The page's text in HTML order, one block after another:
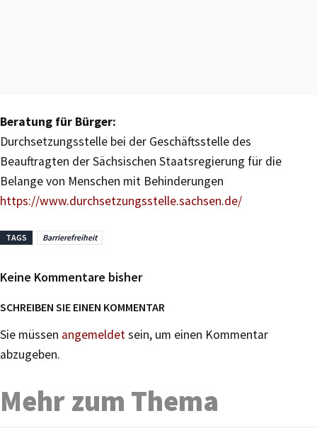
Beratung für Bürger:
Durchsetzungsstelle bei der Geschäftsstelle des
Beauftragten der Sächsischen Staatsregierung für die
Belange von Menschen mit Behinderungen
https://www.durchsetzungsstelle.sachsen.de/
TAGS Barrierefreiheit
Keine Kommentare bisher
SCHREIBEN SIE EINEN KOMMENTAR
Sie müssen angemeldetsein, um einen Kommentar
abzugeben.
Mehr zum Thema